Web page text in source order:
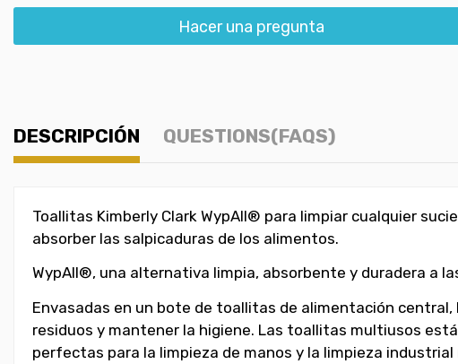
Hacer una pregunta
DESCRIPCIÓN QUESTIONS(FAQS)
Toallitas Kimberly Clark WypAll® para limpiar cualquier
absorber las salpicaduras de los alimentos.
WypAll®, una alternativa limpia, absorbente y duradera a
Envasadas en un bote de toallitas de alimentación
residuos y mantener la higiene. Las toallitas multiusos
perfectas para la limpieza de manos y la limpieza